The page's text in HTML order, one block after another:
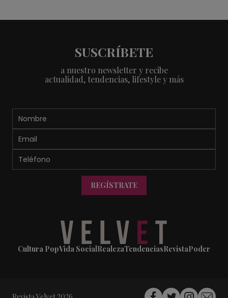
SUSCRÍBETE
a nuestro newsletter y recibe
actualidad, tendencias, lifestyle y más
REGÍSTRATE
Cultura PopVida SocialRealezaTendenciasRevistaPoder